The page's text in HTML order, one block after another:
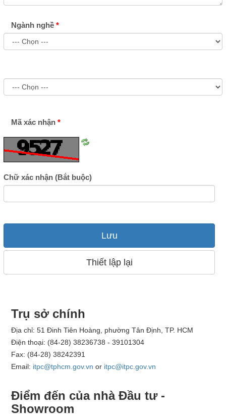
Ngành nghề
Mã xác nhận
số
Chữ xác nhận(Bắt buộc)
Lưu
Thiết lập lại
Trụ sở chính
Địa chỉ: 51 Đinh Tiên Hoàng, phường Tân Định, TP. HCM
Điện thoại: (84-28) 38236738 - 39101304
Fax: (84-28) 38242391
Email: itpc@tphcm.gov.vn or itpc@itpc.gov.vn
Điểm đến của nhà Đầu tư -
Showroom